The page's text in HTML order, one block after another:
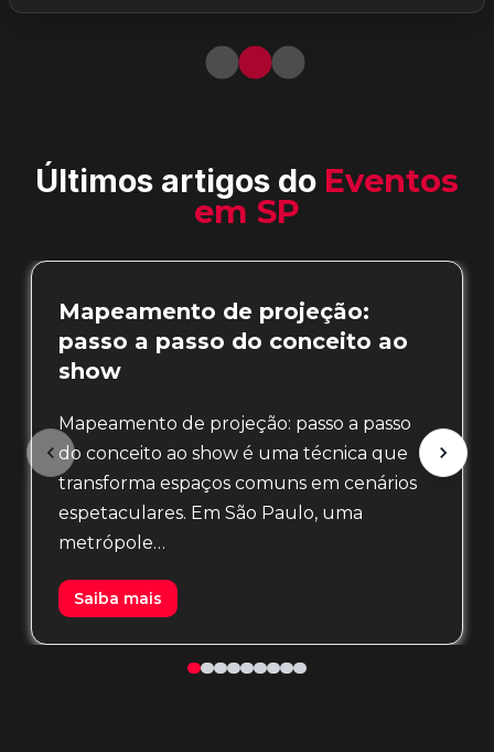
Últimos artigos do Eventos
em SP
Mapeamento de projeção:
passo a passo do conceito ao
show
Mapeamento de projeção: passo a passo
do conceito ao show é uma técnica que
transforma espaços comuns em cenários
espetaculares. Em São Paulo, uma
metrópole…
Saiba mais